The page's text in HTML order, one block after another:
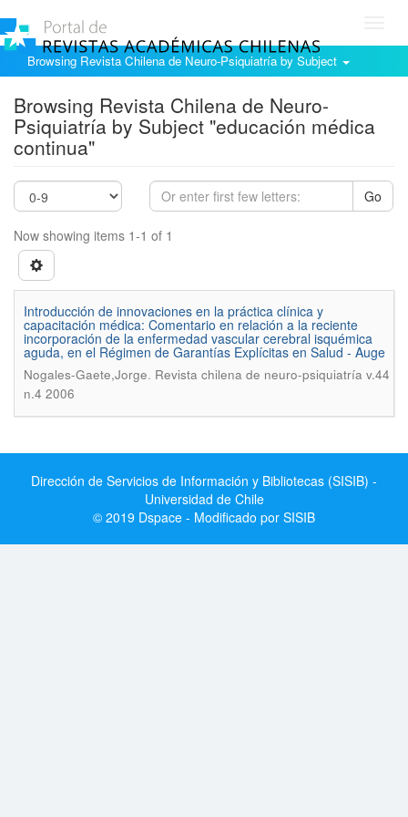
Browsing Revista Chilena de Neuro-Psiquiatría by Subject
Browsing Revista Chilena de Neuro-
Psiquiatría by Subject "educación médica
continua"
Go
Now showing items 1-1 of 1
Introducción de innovaciones en la práctica clínica y
capacitación médica: Comentario en relación a la reciente
incorporación de la enfermedad vascular cerebral isquémica
aguda, en el Régimen de Garantías Explícitas en Salud - Auge
Nogales-Gaete,Jorge. Revista chilena de neuro-psiquiatría v.44
n.4 2006
Dirección de Servicios de Información y Bibliotecas (SISIB) -
Universidad de Chile
© 2019 Dspace - Modificado por SISIB